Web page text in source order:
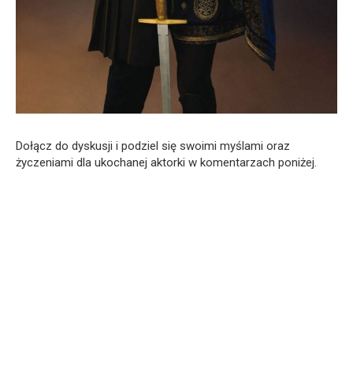
Dołącz do dyskusji i podziel się swoimi myślami oraz
życzeniami dla ukochanej aktorki w komentarzach poniżej.